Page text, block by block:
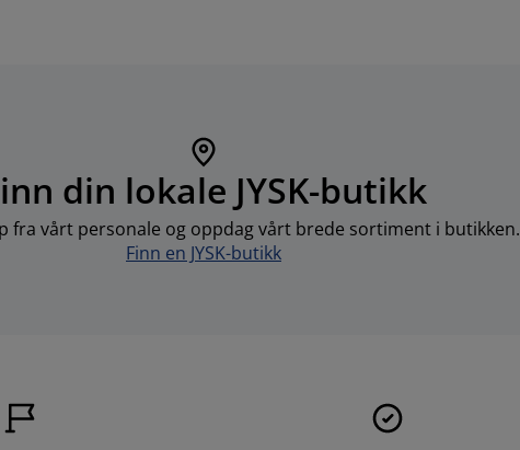
din lokale JYSK-butikk
fra vårt personale og oppdag vårt brede sortiment i butikken.
Finn en JYSK-butikk